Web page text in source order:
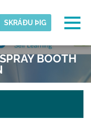
SKRÁÐU ÞIG
BOOTH
ALLT Í LAGI